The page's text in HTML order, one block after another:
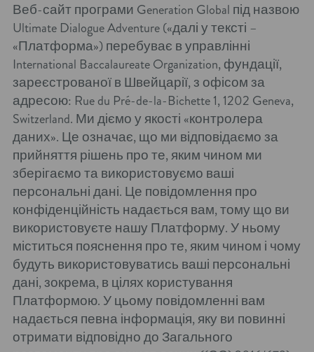
Веб-сайт програми Generation Global під назвою
Ultimate Dialogue Adventure («далі у тексті –
«Платформа») перебуває в управлінні
International Baccalaureate Organization, фундації,
зареєстрованої в Швейцарії, з офісом за
адресою: Rue du Pré-de-la-Bichette 1, 1202 Geneva,
Switzerland. Ми діємо у якості «контролера
даних». Це означає, що ми відповідаємо за
прийняття рішень про те, яким чином ми
зберігаємо та використовуємо ваші
персональні дані. Це повідомлення про
конфіденційність надається вам, тому що ви
використовуєте нашу Платформу. У ньому
міститься пояснення про те, яким чином і чому
будуть використовуватись ваші персональні
дані, зокрема, в цілях користування
Платформою. У цьому повідомленні вам
надається певна інформація, яку ви повинні
отримати відповідно до Загального